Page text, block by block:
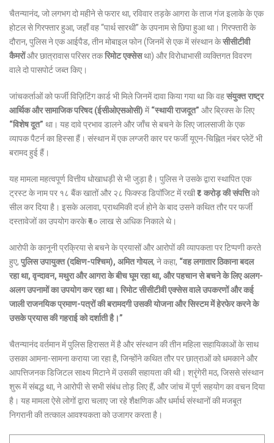
चैतन्यानंद, जो लगभग दो महीने से फरार था, रविवार तड़के आगरा के ताज गंज इलाके के एक
होटल से गिरफ्तार हुआ, जहाँ वह “पार्थ सारथी” के उपनाम से छिपा हुआ था। गिरफ्तारी के
दौरान, पुलिस ने एक आईपैड, तीन मोबाइल फोन (जिनमें से एक में संस्थान केसीसीटीवी
कैमरोंऔर छात्रावास परिसर तकरिमोट एक्सेसथा) और विरोधाभासी व्यक्तिगत विवरण
वाले दो पासपोर्ट जब्त किए।
जांचकर्ताओं को फर्जी विज़िटिंग कार्ड भी मिले जिनमें दावा किया गया था कि वहसंयुक्त राष्ट्र
आर्थिक और सामाजिक परिषद (ईसीओएसओसी) में“स्थायी राजदूत” और ब्रिक्स के लिए
“विशेष दूत” था। यह दावे प्रभाव डालने और जाँच से बचने के लिए जालसाजी के एक
व्यापक पैटर्न का हिस्सा हैं। संस्थान में एक लग्जरी कार पर फर्जी यूएन-चिह्नित नंबर प्लेटें भी
बरामद हुई हैं।
यह मामला महत्वपूर्ण वित्तीय धोखाधड़ी से भी जुड़ा है। पुलिस ने उसके द्वारा स्थापित एक
ट्रस्ट के नाम पर १८ बैंक खातों और २८ फिक्स्ड डिपॉजिट में रखी₹८ करोड़ की संपत्तिको
सील कर दिया है। इसके अलावा, प्राथमिकी दर्ज होने के बाद उसने कथित तौर पर फर्जी
दस्तावेजों का उपयोग करके ₹५० लाख से अधिक निकाले थे।
आरोपी के कानूनी प्रक्रिया से बचने के प्रयासों और आरोपों की व्यापकता पर टिप्पणी करते
हुए, पुलिस उपायुक्त (दक्षिण-पश्चिम), अमित गोयल, ने कहा, “वह लगातार ठिकाना बदल
रहा था, वृन्दावन, मथुरा और आगरा के बीच घूम रहा था, और पहचान से बचने के लिए अलग-
अलग उपनामों का उपयोग कर रहा था। रिमोट सीसीटीवी एक्सेस वाले उपकरणों और कई
जाली राजनयिक प्रमाण-पत्रों की बरामदगी उसकी योजना और सिस्टम में हेरफेर करने के
उसके प्रयास की गहराई को दर्शाती है।”
चैतन्यानंद वर्तमान में पुलिस हिरासत में है और संस्थान की तीन महिला सहायिकाओं के साथ
उसका आमना-सामना कराया जा रहा है, जिन्होंने कथित तौर पर छात्राओं को धमकाने और
आपत्तिजनक डिजिटल साक्ष्य मिटाने में उसकी सहायता की थी। श्रृंगेरी मठ, जिससे संस्थान
शुरू में संबद्ध था, ने आरोपी से सभी संबंध तोड़ लिए हैं, और जांच में पूर्ण सहयोग का वचन दिया
है। यह मामला ऐसे लोगों द्वारा चलाए जा रहे शैक्षणिक और धर्मार्थ संस्थानों की मजबूत
निगरानी की तत्काल आवश्यकता को उजागर करता है।